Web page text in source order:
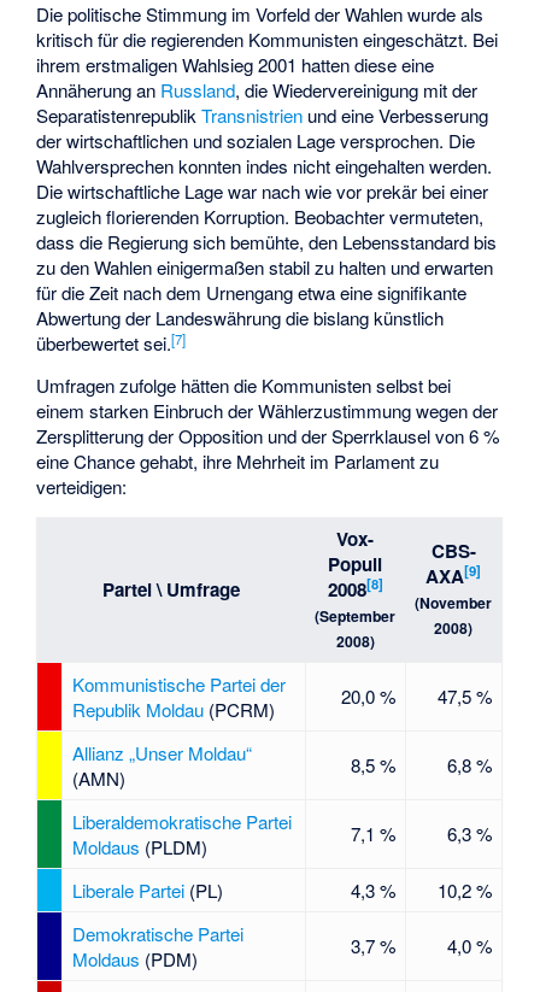
Die politische Stimmung im Vorfeld der Wahlen wurde als
kritisch für die regierenden Kommunisten eingeschätzt. Bei
ihrem erstmaligen Wahlsieg 2001 hatten diese eine
Annäherung an Russland, die Wiedervereinigung mit der
SeparatistenrepublikTransnistrien und eine Verbesserung
der wirtschaftlichen und sozialen Lage versprochen. Die
Wahlversprechen konnten indes nicht eingehalten werden.
Die wirtschaftliche Lage war nach wie vor prekär bei einer
zugleich florierenden Korruption. Beobachter vermuteten,
dass die Regierung sich bemühte, den Lebensstandard bis
zu den Wahlen einigermaßen stabil zu halten und erwarten
für die Zeit nach dem Urnengang etwa eine signifikante
Abwertung der Landeswährung die bislang künstlich
überbewertet sei.[7]
Umfragen zufolge hätten die Kommunisten selbst bei
einem starken Einbruch der Wählerzustimmung wegen der
Zersplitterung der Opposition und der Sperrklausel von 6 %
eine Chance gehabt, ihre Mehrheit im Parlament zu
verteidigen:
Partei \ Umfrage
Vox-
Populi
2008[8]
(September
2008)
CBS-
AXA[9]
(November
2008)
Kommunistische Partei der
Republik Moldau(PCRM)
20,0 % 47,5 %
Allianz „Unser Moldau“
(AMN)
8,5 % 6,8 %
Liberaldemokratische Partei
Moldaus (PLDM)
7,1 % 6,3 %
Liberale Partei(PL) 4,3 %
10,2 %
Demokratische Partei
Moldaus (PDM)
3,7 % 4,0 %